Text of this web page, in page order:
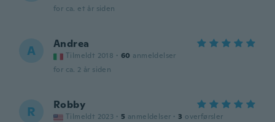
for ca. et år siden
A Andrea
Tilmeldt 2018 · 60 anmeldelser
for ca. 2 år siden
R Robby
Tilmeldt 2023 · 5 anmeldelser · 3 overførsler